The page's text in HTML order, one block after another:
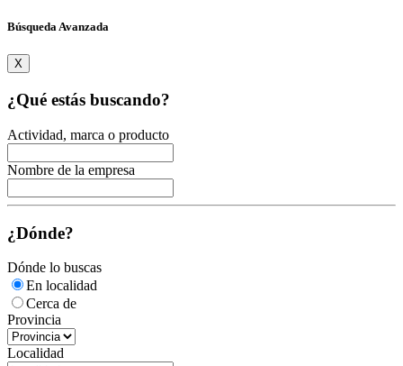
Búsqueda Avanzada
X
¿Qué estás buscando?
Actividad, marca o producto
Nombre de la empresa
¿Dónde?
Dónde lo buscas
En localidad
Cerca de
Provincia
Localidad